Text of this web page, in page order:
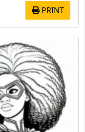
PRINT